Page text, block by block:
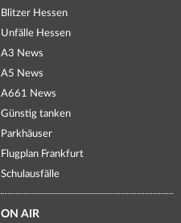
Blitzer Hessen
Unfälle Hessen
A3 News
A5 News
A661 News
Günstig tanken
Parkhäuser
Flugplan Frankfurt
Schulausfälle
ON AIR